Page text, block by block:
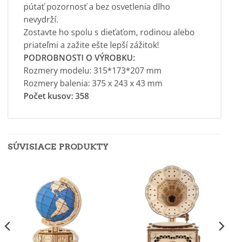
pútať pozornosť a bez osvetlenia dlho
nevydrží.
Zostavte ho spolu s dieťaťom, rodinou alebo
priateľmi a zažite ešte lepší zážitok!
PODROBNOSTI O VÝROBKU:
Rozmery modelu: 315*173*207 mm
Rozmery balenia: 375 x 243 x 43 mm
Počet kusov: 358
SÚVISIACE PRODUKTY